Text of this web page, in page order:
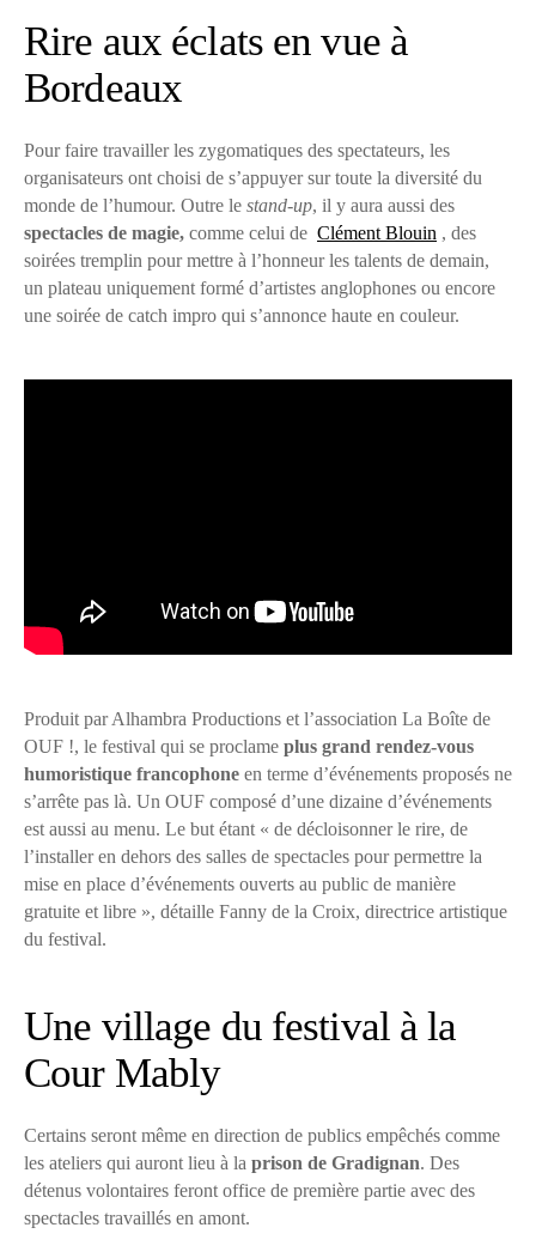
Rire aux éclats en vue à
Bordeaux
Pour faire travailler les zygomatiques des spectateurs, les
organisateurs ont choisi de s’appuyer sur toute la diversité du
monde de l’humour. Outre le stand-up, il y aura aussi des
spectacles de magie, comme celui de Clément Blouin , des
soirées tremplin pour mettre à l’honneur les talents de demain,
un plateau uniquement formé d’artistes anglophones ou encore
une soirée de catch impro qui s’annonce haute en couleur.
Produit par Alhambra Productions et l’association La Boîte de
OUF !, le festival qui se proclame plus grand rendez-vous
humoristique francophone en terme d’événements proposés ne
s’arrête pas là. Un OUF composé d’une dizaine d’événements
est aussi au menu. Le but étant « de décloisonner le rire, de
l’installer en dehors des salles de spectacles pour permettre la
mise en place d’événements ouverts au public de manière
gratuite et libre », détaille Fanny de la Croix, directrice artistique
du festival.
Une village du festival à la
Cour Mably
Certains seront même en direction de publics empêchés comme
les ateliers qui auront lieu à la prison de Gradignan. Des
détenus volontaires feront office de première partie avec des
spectacles travaillés en amont.